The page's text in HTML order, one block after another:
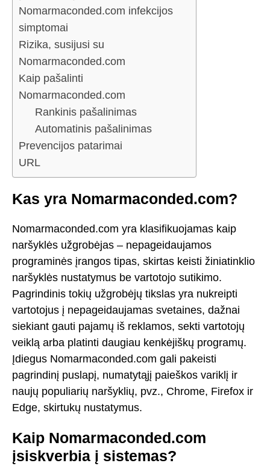
Nomarmaconded.com infekcijos
simptomai
Rizika, susijusi su
Nomarmaconded.com
Kaip pašalinti
Nomarmaconded.com
Rankinis pašalinimas
Automatinis pašalinimas
Prevencijos patarimai
URL
Kas yra Nomarmaconded.com?
Nomarmaconded.com yra klasifikuojamas kaip
naršyklės užgrobėjas – nepageidaujamos
programinės įrangos tipas, skirtas keisti žiniatinklio
naršyklės nustatymus be vartotojo sutikimo.
Pagrindinis tokių užgrobėjų tikslas yra nukreipti
vartotojus į nepageidaujamas svetaines, dažnai
siekiant gauti pajamų iš reklamos, sekti vartotojų
veiklą arba platinti daugiau kenkėjiškų programų.
Įdiegus Nomarmaconded.com gali pakeisti
pagrindinį puslapį, numatytąjį paieškos variklį ir
naujų populiarių naršyklių, pvz., Chrome, Firefox ir
Edge, skirtukų nustatymus.
Kaip Nomarmaconded.com
įsiskverbia į sistemas?